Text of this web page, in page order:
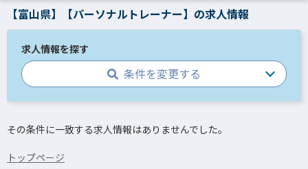
【富山県】【パーソナルトレーナー】の求人情報
求人情報を探す
条件を変更する
その条件に一致する求人情報はありませんでした。
トップページ